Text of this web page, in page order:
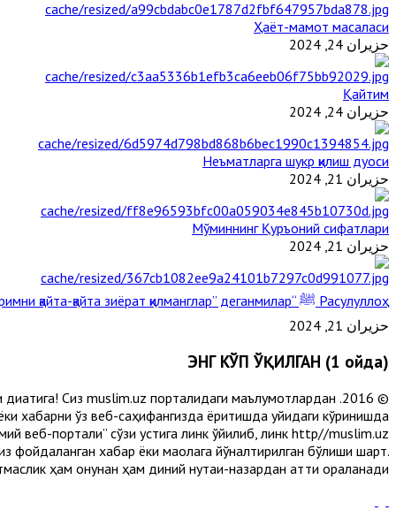
Ҳаёт-мамот масаласи
حزيران 24, 2024
Қайтим
حزيران 24, 2024
Неъматларга шукр қилиш дуоси
حزيران 21, 2024
Мўминнинг Қуръоний сифатлари
حزيران 21, 2024
Расулуллоҳ ﷺ “Қабримни қайта-қайта зиёрат қилманглар” деганмилар?
حزيران 21, 2024
ЭНГ КЎП ЎҚИЛГАН (1 ойда)
диққатига! Сиз muslim.uz порталидаги маълумотлардан
хабарни ўз веб-саҳифангизда ёритишда қуйидаги кўринишда
веб-портали” сўзи устига линк қўйилиб, линк http//muslim.uz
фойдаланган хабар ёки мақолага йўналтирилган бўлиши шарт.
ҳам қонунан ҳам диний нуқтаи-назардан қаттиқ қораланади.